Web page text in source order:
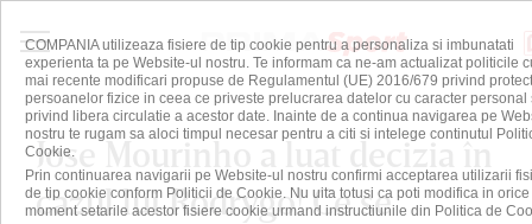
Jose Mourinho a luat decizia în
cazul lui Rodrygo! Ce se
COMPANIA utilizeaza fisiere de tip cookie pentru a personaliza si imbunatati
experienta ta pe Website-ul nostru. Te informam ca ne-am actualizat politicile
mai recente modificari propuse de Regulamentul (UE) 2016/679 privind
persoanelor fizice in ceea ce priveste prelucrarea datelor cu caracter personal
privind libera circulatie a acestor date. Inainte de a continua navigarea pe
nostru te rugam sa aloci timpul necesar pentru a citi si intelege continutul
Cookie.
Prin continuarea navigarii pe Website-ul nostru confirmi acceptarea utilizarii
de tip cookie conform Politicii de Cookie. Nu uita totusi ca poti modifica in orice
moment setarile acestor fisiere cookie urmand instructiunile din Politica de